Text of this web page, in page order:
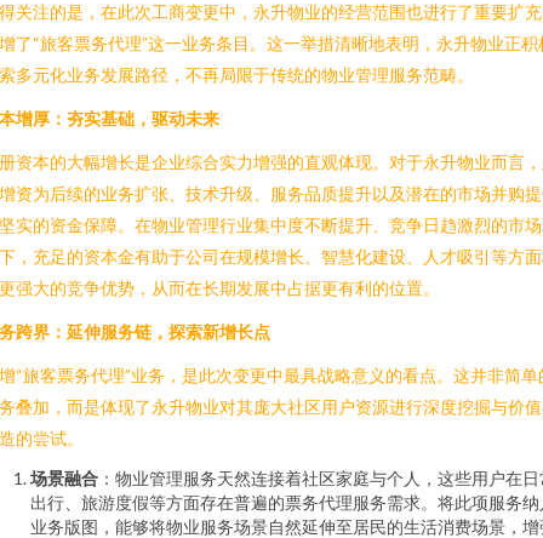
关注的是，在此次工商变更中，永升物业的经营范围也进行了重要扩
了“旅客票务代理”这一业务条目。这一举措清晰地表明，永升物业正积
多元化业务发展路径，不再局限于传统的物业管理服务范畴。
增厚：夯实基础，驱动未来
资本的大幅增长是企业综合实力增强的直观体现。对于永升物业而言
资为后续的业务扩张、技术升级、服务品质提升以及潜在的市场并购
实的资金保障。在物业管理行业集中度不断提升、竞争日趋激烈的市
，充足的资本金有助于公司在规模增长、智慧化建设、人才吸引等方
强大的竞争优势，从而在长期发展中占据更有利的位置。
跨界：延伸服务链，探索新增长点
“旅客票务代理”业务，是此次变更中最具战略意义的看点。这并非简单
叠加，而是体现了永升物业对其庞大社区用户资源进行深度挖掘与价
的尝试。
场景融合 ：物业管理服务天然连接着社区家庭与个人，这些用户在日
出行、旅游度假等方面存在普遍的票务代理服务需求。将此项服务纳
业务版图，能够将物业服务场景自然延伸至居民的生活消费场景，增